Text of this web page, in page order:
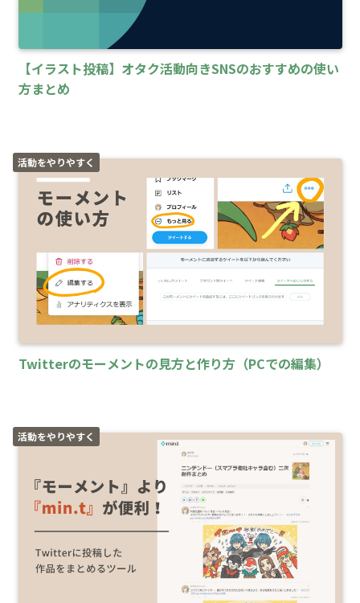
【イラスト投稿】オタク活動向きSNSのおすすめの使い
方まとめ
活動をやりやすく
Twitterのモーメントの見方と作り方（PCでの編集）
活動をやりやすく